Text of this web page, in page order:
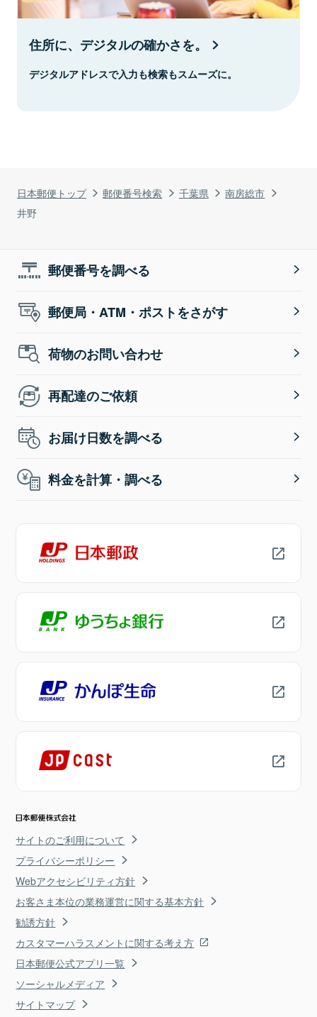
日本郵便トップ 郵便番号検索 千葉県
南房総市
井野
住所に、デジタルの確かさを。
デジタルアドレスで入力も検索もスムーズに。
郵便番号を調べる
郵便局・ATM・ポストをさがす
荷物のお問い合わせ
再配達のご依頼
お届け日数を調べる
料金を計算・調べる
サイトのご利用について
プライバシーポリシー
Webアクセシビリティ方針
お客さま本位の業務運営に関する基本方針
勧誘方針
カスタマーハラスメントに関する考え方
日本郵便公式アプリ一覧
ソーシャルメディア
サイトマップ